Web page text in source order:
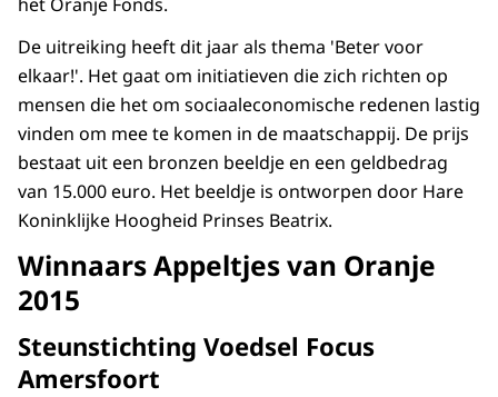
De uitreiking heeft dit jaar als thema 'Beter voor
elkaar!'. Het gaat om initiatieven die zich richten op
mensen die het om sociaaleconomische redenen lastig
vinden om mee te komen in de maatschappij. De prijs
bestaat uit een bronzen beeldje en een geldbedrag
van 15.000 euro. Het beeldje is ontworpen door Hare
Koninklijke Hoogheid Prinses Beatrix.
Winnaars Appeltjes van Oranje
2015
Steunstichting Voedsel Focus
Amersfoort